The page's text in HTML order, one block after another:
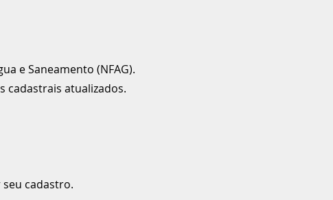
e Saneamento (NFAG).
cadastrais atualizados.
cadastro.